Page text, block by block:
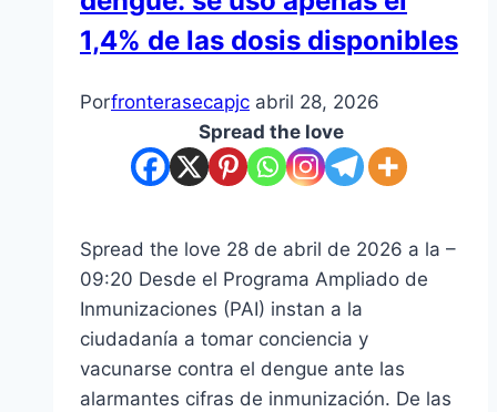
1,4% de las dosis disponibles
Porfronterasecapjc abril 28, 2026
Spread the love
Spread the love 28 de abril de 2026 a la –
09:20 Desde el Programa Ampliado de
Inmunizaciones (PAI) instan a la
ciudadanía a tomar conciencia y
vacunarse contra el dengue ante las
alarmantes cifras de inmunización. De las